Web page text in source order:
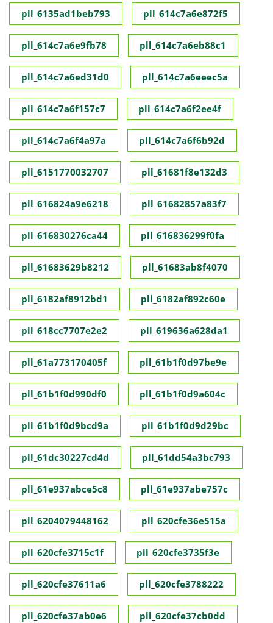
pll_6135ad1beb793 pll_614c7a6e872f5
pll_614c7a6e9fb78 pll_614c7a6eb88c1
pll_614c7a6ed31d0 pll_614c7a6eeec5a
pll_614c7a6f157c7 pll_614c7a6f2ee4f
pll_614c7a6f4a97a pll_614c7a6f6b92d
pll_6151770032707 pll_61681f8e132d3
pll_616824a9e6218 pll_61682857a83f7
pll_616830276ca44 pll_616836299f0fa
pll_61683629b8212 pll_61683ab8f4070
pll_6182af8912bd1 pll_6182af892c60e
pll_618cc7707e2e2 pll_619636a628da1
pll_61a773170405f pll_61b1f0d97be9e
pll_61b1f0d990df0 pll_61b1f0d9a604c
pll_61b1f0d9bcd9a pll_61b1f0d9d29bc
pll_61dc30227cd4d pll_61dd54a3bc793
pll_61e937abce5c8 pll_61e937abe757c
pll_6204079448162 pll_620cfe36e515a
pll_620cfe3715c1f pll_620cfe3735f3e
pll_620cfe37611a6 pll_620cfe3788222
pll_620cfe37ab0e6 pll_620cfe37cb0dd